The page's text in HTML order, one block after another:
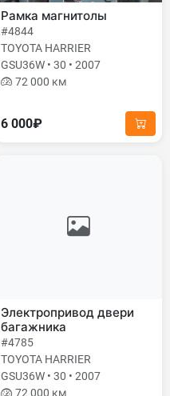
Рамка магнитолы
#4844
TOYOTA HARRIER
GSU36W • 30 • 2007
72 000 км
6 000₽
Электропривод двери
багажника
#4785
TOYOTA HARRIER
GSU36W • 30 • 2007
72 000 км